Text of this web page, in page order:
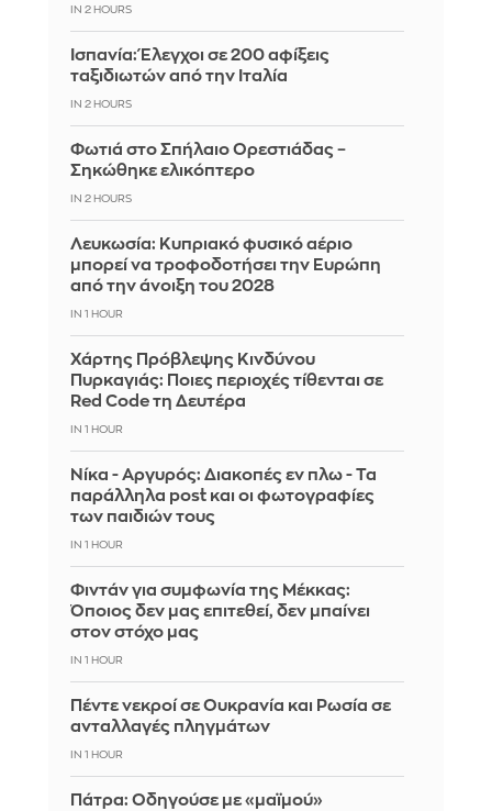
IN 2 HOURS
Ισπανία: Έλεγχοι σε 200 αφίξεις
ταξιδιωτών από την Ιταλία
IN 2 HOURS
Φωτιά στο Σπήλαιο Ορεστιάδας –
Σηκώθηκε ελικόπτερο
IN 2 HOURS
Λευκωσία: Κυπριακό φυσικό αέριο
μπορεί να τροφοδοτήσει την Ευρώπη
από την άνοιξη του 2028
IN 1 HOUR
Χάρτης Πρόβλεψης Κινδύνου
Πυρκαγιάς: Ποιες περιοχές τίθενται σε
Red Code τη Δευτέρα
IN 1 HOUR
Νίκα - Αργυρός: Διακοπές εν πλω - Τα
παράλληλα post και οι φωτογραφίες
των παιδιών τους
IN 1 HOUR
Φιντάν για συμφωνία της Μέκκας:
Όποιος δεν μας επιτεθεί, δεν μπαίνει
στον στόχο μας
IN 1 HOUR
Πέντε νεκροί σε Ουκρανία και Ρωσία σε
ανταλλαγές πληγμάτων
IN 1 HOUR
Πάτρα: Οδηγούσε με «μαϊμού»